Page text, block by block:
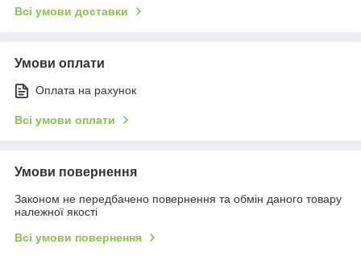
Всі умови доставки
Умови оплати
Оплата на рахунок
Всі умови оплати
Умови повернення
Законом не передбачено повернення та обмін даного товару
належної якості
Всі умови повернення